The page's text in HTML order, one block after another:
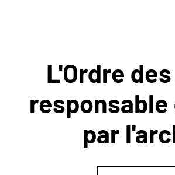
ANNEXE 4
CONTACTER
L'Ordre
par